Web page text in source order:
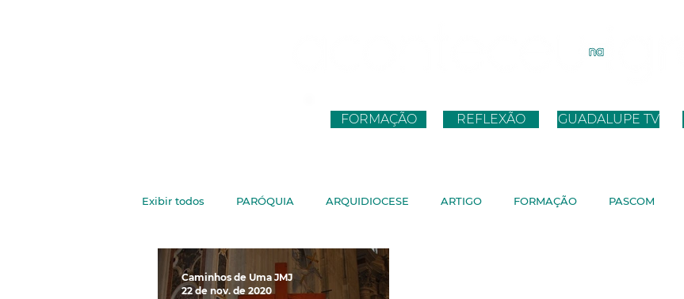
FORMAÇÃO REFLEXÃO GUADALUPE TV
Exibir todos PARÓQUIA ARQUIDIOCESE ARTIGO FORMAÇÃO PASCOM
CNBB JUVENTUDE VATICANO
Caminhos de Uma JMJ
22 de nov. de 2020